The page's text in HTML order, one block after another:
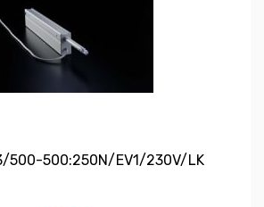
500-500:250N/EV1/230V/LK